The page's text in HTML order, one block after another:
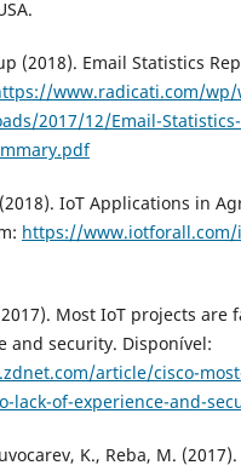
(2018). Email Statistics
www.radicati.com/wp/
2017/12/Email-
IoT Applications in
https://
Most IoT projects are
and security. Disponível:
article/cisco-
lack-of-experience-and-
K., Reba, M.